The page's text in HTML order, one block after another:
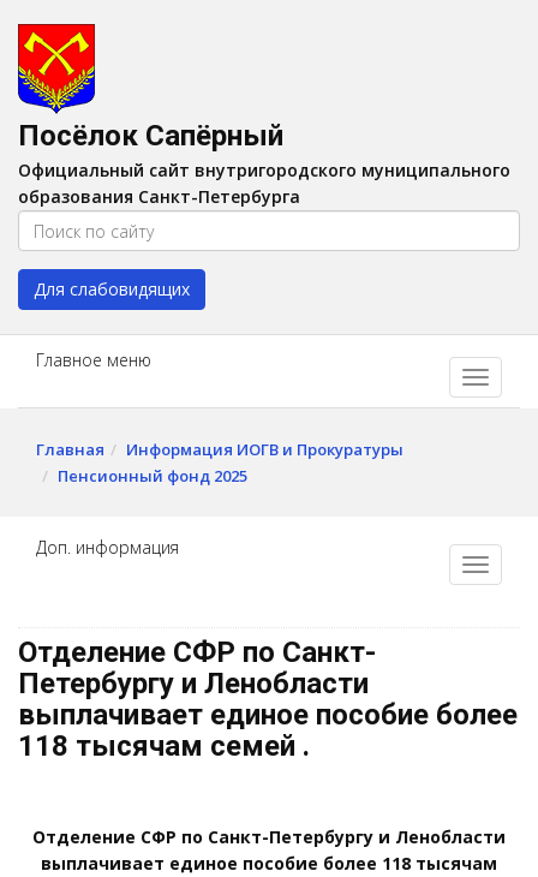
Изображения:
Цвет:A A
Посёлок Сапёрный
Официальный сайт внутригородского муниципального
образования Санкт-Петербурга
Для слабовидящих
Главное меню
Главная
Информация ИОГВ и Прокуратуры
Пенсионный фонд 2025
Доп. информация
Отделение СФР по Санкт-
Петербургу и Ленобласти
выплачивает единое пособие более
118 тысячам семей .
Отделение СФР по Санкт-Петербургу и Ленобласти
выплачивает единое пособие более 118 тысячам